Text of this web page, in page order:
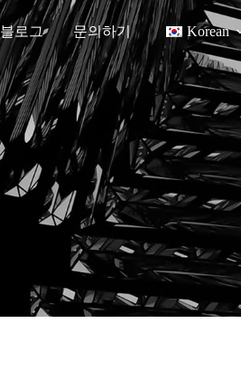
블로그 문의하기 Korean